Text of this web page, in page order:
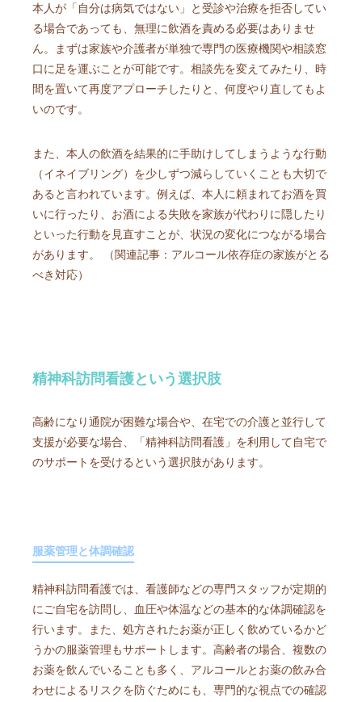
本人が「自分は病気ではない」と受診や治療を拒否してい
る場合であっても、無理に飲酒を責める必要はありませ
ん。まずは家族や介護者が単独で専門の医療機関や相談窓
口に足を運ぶことが可能です。相談先を変えてみたり、時
間を置いて再度アプローチしたりと、何度やり直してもよ
いのです。
また、本人の飲酒を結果的に手助けしてしまうような行動
（イネイブリング）を少しずつ減らしていくことも大切で
あると言われています。例えば、本人に頼まれてお酒を買
いに行ったり、お酒による失敗を家族が代わりに隠したり
といった行動を見直すことが、状況の変化につながる場合
があります。 （関連記事：アルコール依存症の家族がとる
べき対応）
精神科訪問看護という選択肢
高齢になり通院が困難な場合や、在宅での介護と並行して
支援が必要な場合、「精神科訪問看護」を利用して自宅で
のサポートを受けるという選択肢があります。
服薬管理と体調確認
精神科訪問看護では、看護師などの専門スタッフが定期的
にご自宅を訪問し、血圧や体温などの基本的な体調確認を
行います。また、処方されたお薬が正しく飲めているかど
うかの服薬管理もサポートします。高齢者の場合、複数の
お薬を飲んでいることも多く、アルコールとお薬の飲み合
わせによるリスクを防ぐためにも、専門的な視点での確認